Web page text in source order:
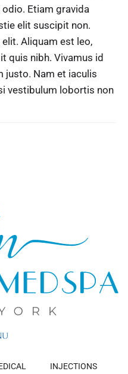
Etiam gravida
elit suscipit non.
Aliquam est leo,
quis nibh. Vivamus id
justo. Nam et iaculis
vestibulum lobortis non
INJECTIONS